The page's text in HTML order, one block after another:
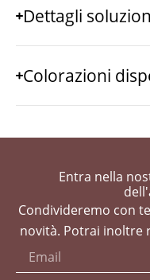
Dettagli
Colorazioni
Entra nella
Condivideremo con
novità. Potrai inoltre